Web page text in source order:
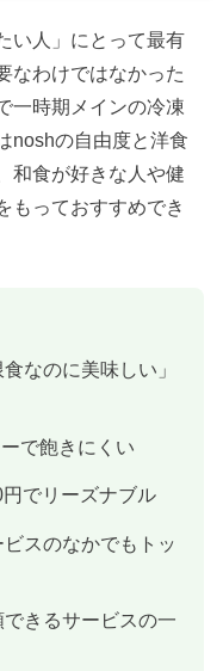
い人」にとって最有
なわけではなかった
一時期メインの冷凍
noshの自由度と洋食
和食が好きな人や健
もっておすすめでき
なのに美味しい」
で飽きにくい
でリーズナブル
スのなかでもトッ
きるサービスの一